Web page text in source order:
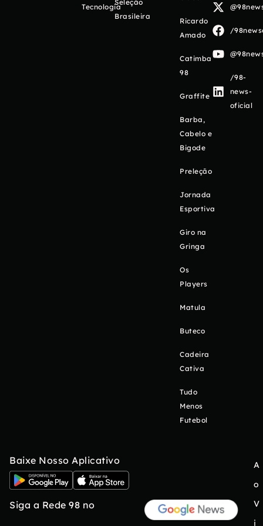
Tecnologia
Seleção
Brasileira
Ricardo
Amado
Catimba
98
Graffite
Barba,
Cabelo e
Bigode
Preleção
Jornada
Esportiva
Giro na
Gringa
Os
Players
Matula
Buteco
Cadeira
Cativa
Tudo
Menos
Futebol
/
/98-
news-
oficial
Baixe Nosso Aplicativo
Siga a Rede 98 no
A
o
V
i